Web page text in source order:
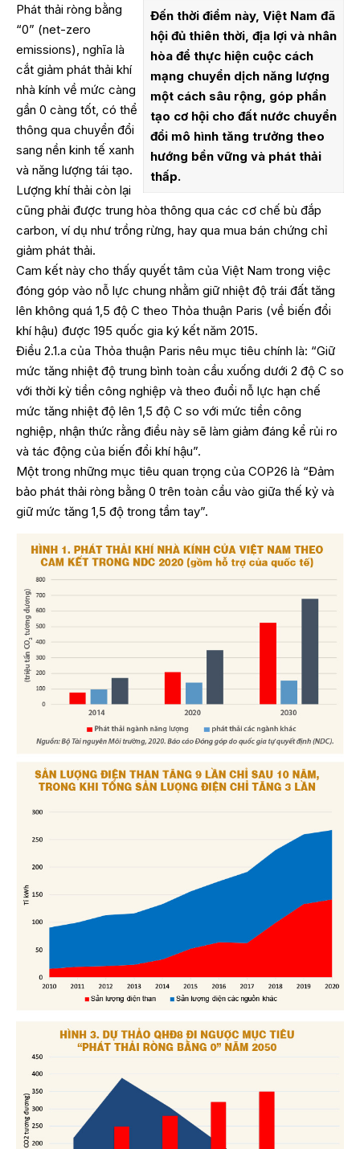
Đến thời điểm này, Việt Nam đã
hội đủ thiên thời, địa lợi và nhân
hòa để thực hiện cuộc cách
mạng chuyển dịch năng lượng
một cách sâu rộng, góp phần
tạo cơ hội cho đất nước chuyển
đổi mô hình tăng trưởng theo
hướng bền vững và phát thải
thấp.
Phát thải ròng bằng
“0” (net-zero
emissions), nghĩa là
cắt giảm phát thải khí
nhà kính về mức càng
gần 0 càng tốt, có thể
thông qua chuyển đổi
sang nền kinh tế xanh
và năng lượng tái tạo.
Lượng khí thải còn lại
cũng phải được trung hòa thông qua các cơ chế bù đắp
carbon, ví dụ như trồng rừng, hay qua mua bán chứng chỉ
giảm phát thải.
Cam kết này cho thấy quyết tâm của Việt Nam trong việc
đóng góp vào nỗ lực chung nhằm giữ nhiệt độ trái đất tăng
lên không quá 1,5 độ C theo Thỏa thuận Paris (về biến đổi
khí hậu) được 195 quốc gia ký kết năm 2015.
Điều 2.1.a của Thỏa thuận Paris nêu mục tiêu chính là: “Giữ
mức tăng nhiệt độ trung bình toàn cầu xuống dưới 2 độ C so
với thời kỳ tiền công nghiệp và theo đuổi nỗ lực hạn chế
mức tăng nhiệt độ lên 1,5 độ C so với mức tiền công
nghiệp, nhận thức rằng điều này sẽ làm giảm đáng kể rủi ro
và tác động của biến đổi khí hậu”.
Một trong những mục tiêu quan trọng của COP26 là “Đảm
bảo phát thải ròng bằng 0 trên toàn cầu vào giữa thế kỷ và
giữ mức tăng 1,5 độ trong tầm tay”.